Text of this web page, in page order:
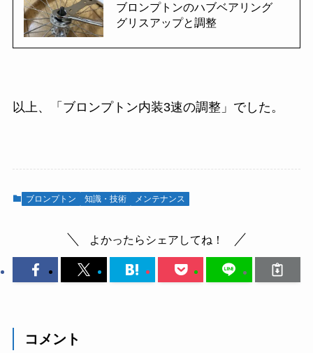
ブロンプトンのハブベアリング
グリスアップと調整
以上、「ブロンプトン内装3速の調整」でした。
ブロンプトン 知識・技術 メンテナンス
よかったらシェアしてね！
コメント